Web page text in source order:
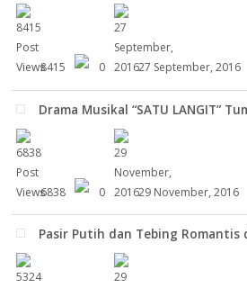
8415 0 27 September, 2016
Drama Musikal “SATU LANGIT”
6838 0 29 November, 2016
Pasir Putih dan Tebing Romantis